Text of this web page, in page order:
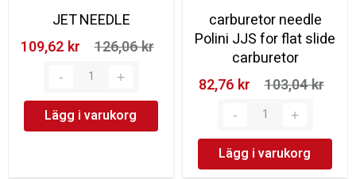
JET NEEDLE
109,62 kr‎
126,06 kr‎
Lägg i varukorg
carburetor needle
Polini JJS for flat slide
carburetor
82,76 kr‎
103,04 kr‎
Lägg i varukorg